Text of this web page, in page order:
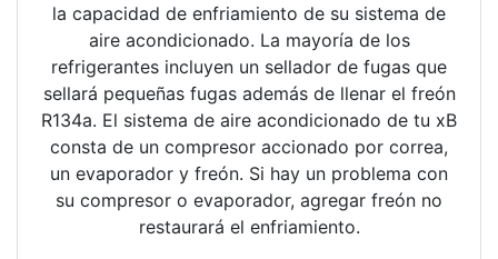
la capacidad de enfriamiento de su sistema de
aire acondicionado. La mayoría de los
refrigerantes incluyen un sellador de fugas que
sellará pequeñas fugas además de llenar el freón
R134a. El sistema de aire acondicionado de tu xB
consta de un compresor accionado por correa,
un evaporador y freón. Si hay un problema con
su compresor o evaporador, agregar freón no
restaurará el enfriamiento.